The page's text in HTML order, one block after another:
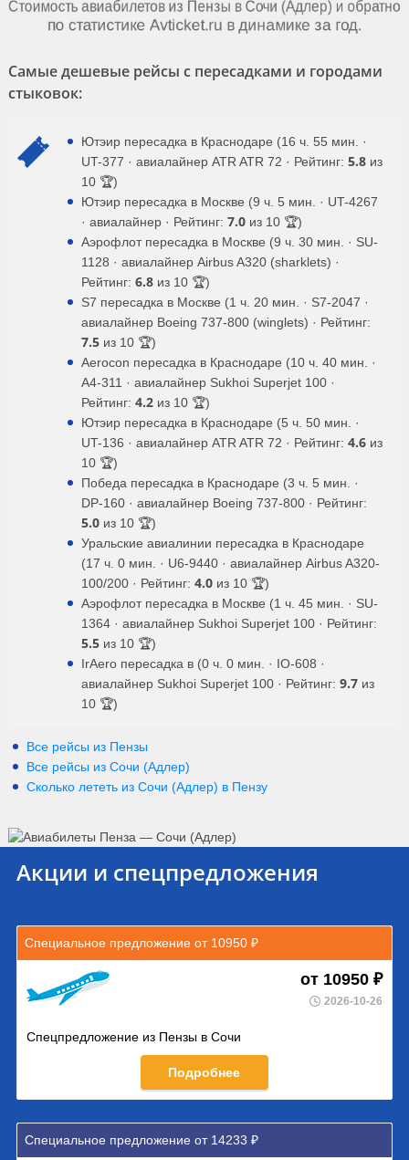
Самые дешевые рейсы с пересадками и городами
стыковок:
Ютэир пересадка в Краснодаре (16 ч. 55 мин. ·
UT-377 · авиалайнер ATR ATR 72 · Рейтинг: 5.8 из
10 🏆)
Ютэир пересадка в Москве (9 ч. 5 мин. · UT-4267
· авиалайнер · Рейтинг: 7.0 из 10 🏆)
Аэрофлот пересадка в Москве (9 ч. 30 мин. · SU-
1128 · авиалайнер Airbus A320 (sharklets) ·
Рейтинг: 6.8 из 10 🏆)
S7 пересадка в Москве (1 ч. 20 мин. · S7-2047 ·
авиалайнер Boeing 737-800 (winglets) · Рейтинг:
7.5 из 10 🏆)
Aerocon пересадка в Краснодаре (10 ч. 40 мин. ·
A4-311 · авиалайнер Sukhoi Superjet 100 ·
Рейтинг: 4.2 из 10 🏆)
Ютэир пересадка в Краснодаре (5 ч. 50 мин. ·
UT-136 · авиалайнер ATR ATR 72 · Рейтинг: 4.6 из
10 🏆)
Победа пересадка в Краснодаре (3 ч. 5 мин. ·
DP-160 · авиалайнер Boeing 737-800 · Рейтинг:
5.0 из 10 🏆)
Уральские авиалинии пересадка в Краснодаре
(17 ч. 0 мин. · U6-9440 · авиалайнер Airbus A320-
100/200 · Рейтинг: 4.0 из 10 🏆)
Аэрофлот пересадка в Москве (1 ч. 45 мин. · SU-
1364 · авиалайнер Sukhoi Superjet 100 · Рейтинг:
5.5 из 10 🏆)
IrAero пересадка в (0 ч. 0 мин. · IO-608 ·
авиалайнер Sukhoi Superjet 100 · Рейтинг: 9.7 из
10 🏆)
Все рейсы из Пензы
Все рейсы из Сочи (Адлер)
Сколько лететь из Сочи (Адлер) в Пензу
Акции и спецпредложения
Специальное предложение от 10950 ₽
от 10950 ₽
2026-10-26
Спецпредложение из Пензы в Сочи
Подробнее
Специальное предложение от 14233 ₽